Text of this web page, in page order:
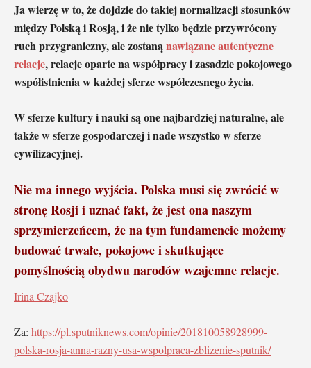
Ja wierzę w to, że dojdzie do takiej normalizacji stosunków
między Polską i Rosją, i że nie tylko będzie przywrócony
ruch przygraniczny, ale zostanąnawiązane autentyczne
relacje, relacje oparte na współpracy i zasadzie pokojowego
współistnienia w każdej sferze współczesnego życia.
W sferze kultury i nauki są one najbardziej naturalne, ale
także w sferze gospodarczej i nade wszystko w sferze
cywilizacyjnej.
Nie ma innego wyjścia. Polska musi się zwrócić w
stronę Rosji i uznać fakt, że jest ona naszym
sprzymierzeńcem, że na tym fundamencie możemy
budować trwałe, pokojowe i skutkujące
pomyślnością obydwu narodów wzajemne relacje.
Irina Czajko
Za: https://pl.sputniknews.com/opinie/201810058928999-
polska-rosja-anna-razny-usa-wspolpraca-zblizenie-sputnik/